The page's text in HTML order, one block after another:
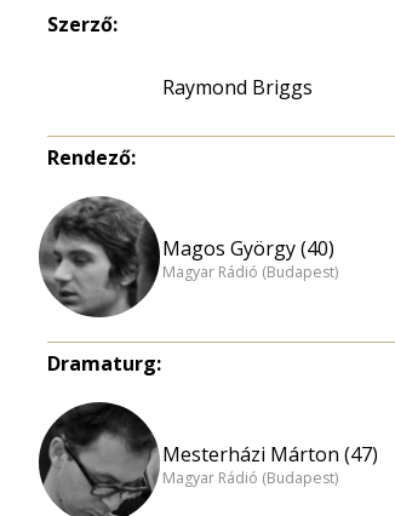
Szerző:
Raymond Briggs
Rendező:
Magos György (40)
Magyar Rádió (Budapest)
Dramaturg:
Mesterházi Márton (47)
Magyar Rádió (Budapest)